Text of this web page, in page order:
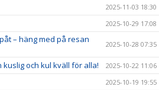
2025-11-03 18:30
2025-10-29 17:08
– häng med på resan
2025-10-28 07:35
och kul kväll för alla! 2025-10-22 11:06
2025-10-19 19:55